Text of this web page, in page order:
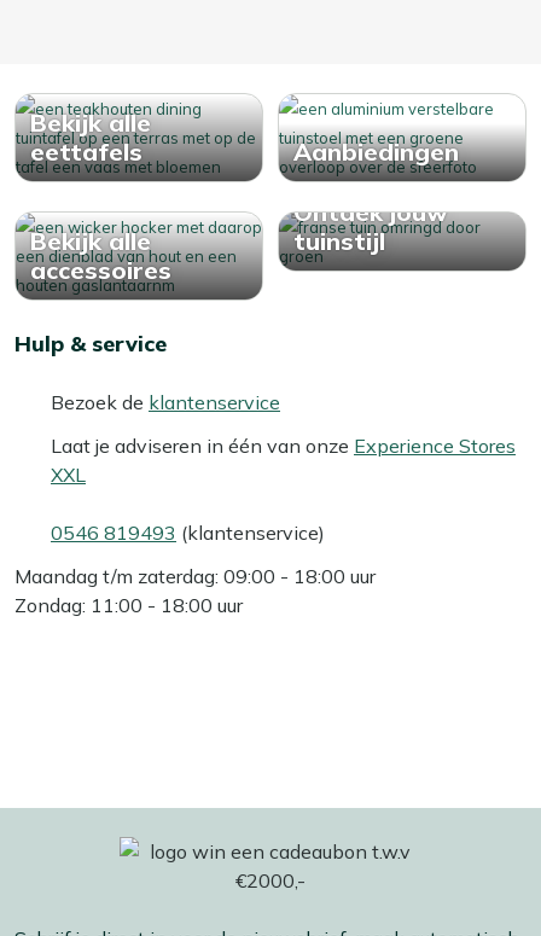
Bekijk alle
eettafels
Aanbiedingen
Bekijk alle
accessoires
Ontdek jouw
tuinstijl
Hulp & service
Bezoek de klantenservice
Laat je adviseren in één van onze Experience Stores
XXL
0546 819493 (klantenservice)
Maandag t/m zaterdag: 09:00 - 18:00 uur
Zondag: 11:00 - 18:00 uur